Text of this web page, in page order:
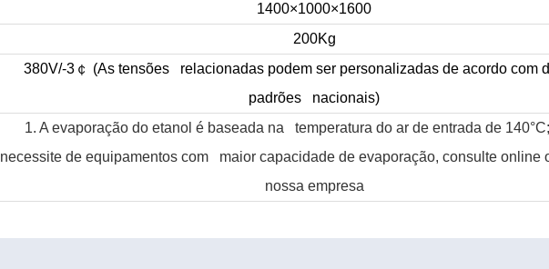
1400×1000×1600
200Kg
380V/-3￠ (As tensões relacionadas podem ser personalizadas de acordo com
padrões nacionais)
1. A evaporação do etanol é baseada na temperatura do ar de entrada de
necessite de equipamentos com maior capacidade de evaporação, consulte online
nossa empresa